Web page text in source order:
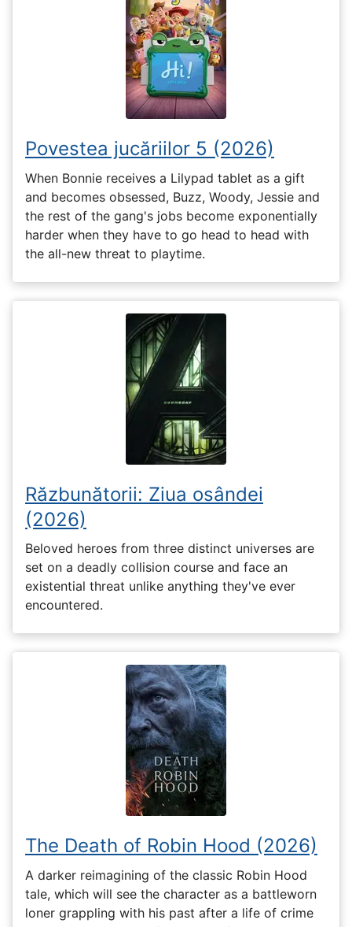
Povestea jucăriilor 5 (2026)
When Bonnie receives a Lilypad tablet as a gift
and becomes obsessed, Buzz, Woody, Jessie and
the rest of the gang's jobs become exponentially
harder when they have to go head to head with
the all-new threat to playtime.
Răzbunătorii: Ziua osândei
(2026)
Beloved heroes from three distinct universes are
set on a deadly collision course and face an
existential threat unlike anything they've ever
encountered.
The Death of Robin Hood (2026)
A darker reimagining of the classic Robin Hood
tale, which will see the character as a battleworn
loner grappling with his past after a life of crime